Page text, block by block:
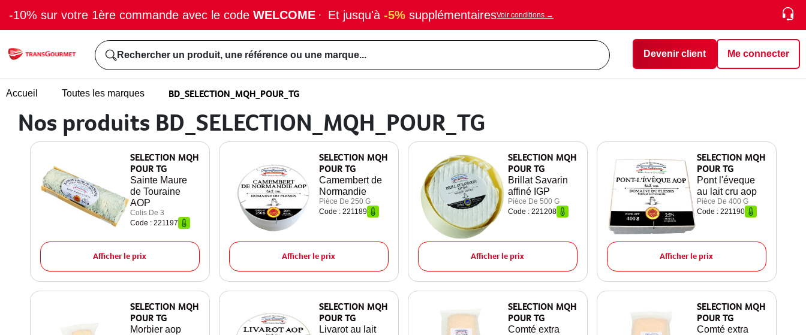
-10% sur votre 1ère commande avec le code WELCOME · Et jusqu'à -5% supplémentairesVoir conditions →
Rechercher un produit, une référence ou une marque... Devenir client Me connecter
Accueil Toutes les marques BD_SELECTION_MQH_POUR_TG
Nos produits BD_SELECTION_MQH_POUR_TG
SELECTION MQH
POUR TG
Sainte Maure
de Touraine
AOP
Colis De 3
Code : 221197
Afficher le prix
SELECTION MQH
POUR TG
Camembert de
Normandie
Pièce De 250 G
Code : 221189
Afficher le prix
SELECTION MQH
POUR TG
Brillat Savarin
affiné IGP
Pièce De 500 G
Code : 221208
Afficher le prix
SELECTION MQH
POUR TG
Pont l'éveque
au lait cru aop
Pièce De 400 G
Code : 221190
Afficher le prix
SELECTION MQH
POUR TG
Morbier aop
SELECTION MQH
POUR TG
Livarot au lait
SELECTION MQH
POUR TG
Comté extra
SELECTION MQH
POUR TG
Comté extra